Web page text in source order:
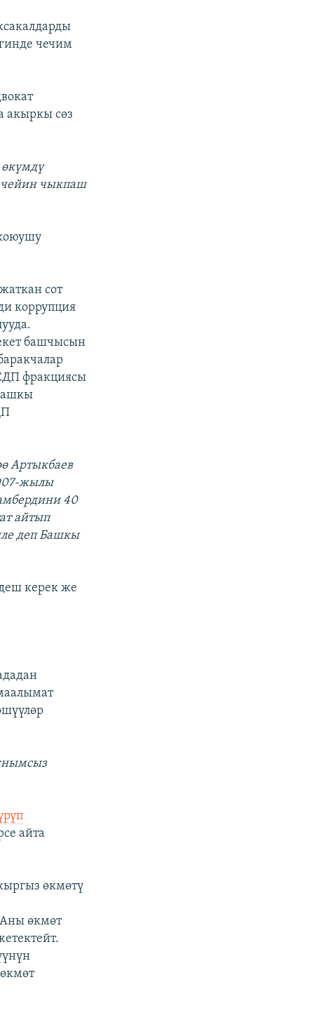
чечим
акыркы сөз
өкүмдү
чейин чыкпаш
сот
коррупция
башчысын
фракциясы
Артыкбаев
жылы
40
айтып
деп Башкы
керек же
айта
өкмөтү
Аны өкмөт